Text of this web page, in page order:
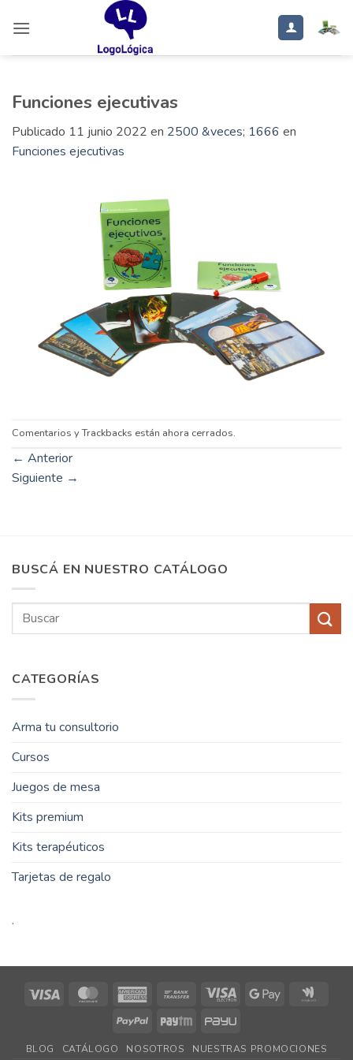
Funciones ejecutivas
Publicado 11 junio 2022 en 2500 &veces; 1666 en
Funciones ejecutivas
Comentarios y Trackbacks están ahora cerrados.
← Anterior
Siguiente →
BUSCÁ EN NUESTRO CATÁLOGO
Buscar
CATEGORÍAS
Arma tu consultorio
Cursos
Juegos de mesa
Kits premium
Kits terapéuticos
Tarjetas de regalo
.
Visa MasterCardAmerican
Bank
Visa
Google
PayPal Paytm PayU
BLOG CATÁLOGO NOSOTROS NUESTRAS PROMOCIONES